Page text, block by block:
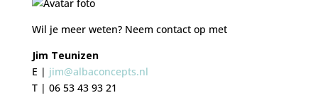
Wil je meer weten? Neem contact op met
Jim Teunizen
E | jim@albaconcepts.nl
T | 06 53 43 93 21